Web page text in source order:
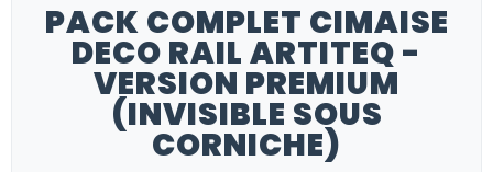
PACK COMPLET CIMAISE
DECO RAIL ARTITEQ -
VERSION PREMIUM
(INVISIBLE SOUS
CORNICHE)